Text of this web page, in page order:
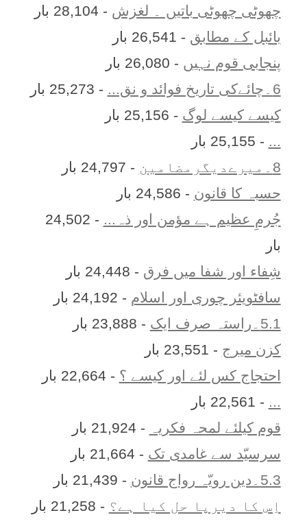
چھوٹی چھوٹی باتیں ۔ لغزش - 28,104 بار
بائبل کے مطابق - 26,541 بار
پنجابی قوم نہیں - 26,080 بار
6۔چائےکی تاریخ فوائد و نق...
- 25,273 بار
کیسے کیسے لوگ - 25,156 بار
... - 25,155 بار
8۔میرےدیگرمضامین
- 24,797 بار
حسبہ کا قانون - 24,586 بار
جُرمِ عظیم ہے مؤمن اور ذہ...
- 24,502
بار
شِفاء اور شفا میں فرق - 24,448 بار
سافٹویئر چوری اور اسلام - 24,192 بار
5.1۔راستہ صرف ایک
- 23,888 بار
کزن ميرج - 23,551 بار
احتجاج کس لئے اور کیسے ؟ - 22,664 بار
... - 22,561 بار
قوم کیلئے لمحہ فکریہ
- 21,924 بار
سرسیّد سے غامدی تک - 21,664 بار
5.3۔دین رویّہ رواج قانون
- 21,439 بار
اِس کا ديرپا حل کيا ہے؟ - 21,258 بار